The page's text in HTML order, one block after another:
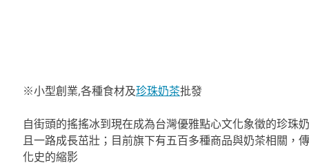
※小型創業,各種食材及珍珠奶茶批發
自街頭的搖搖冰到現在成為台灣優雅點心文化象徵的珍珠
且一路成長茁壯；目前旗下有五百多種商品與奶茶相關，
化史的縮影